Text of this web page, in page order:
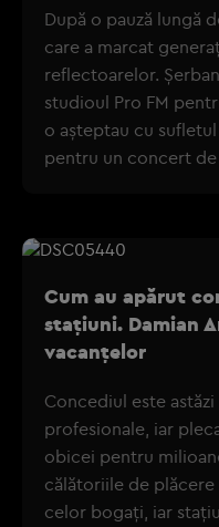
După o pauză lungă
care a marcat
reflectoarelor.
studioul Pro FM
o așteptau cu
pentru un concert
Cum au apărut
stațiuni. Damian
vacanțelor
Concediul este
profesionale, iar
obicei pentru
călătoriile de plăcere
celor bogați, iar